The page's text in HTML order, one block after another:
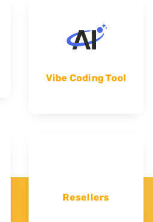
Vibe Coding Tool
Resellers